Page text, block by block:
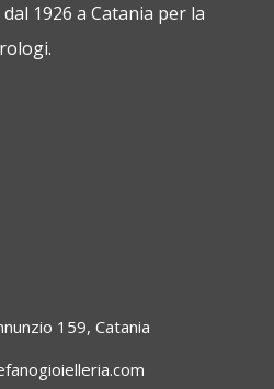
1926 a Catania per la
159, Catania